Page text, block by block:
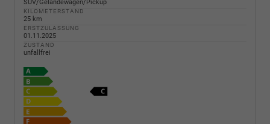
SUV/Geländewagen/Pickup
KILOMETERSTAND
25 km
ERSTZULASSUNG
01.11.2025
ZUSTAND
unfallfrei